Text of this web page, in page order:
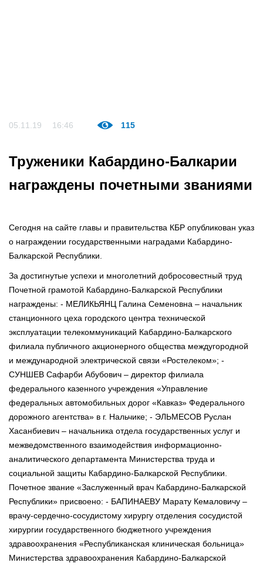
05.11.19 16:46 115
Труженики Кабардино-Балкарии
награждены почетными званиями
Сегодня на сайте главы и правительства КБР опубликован указ
о награждении государственными наградами Кабардино-
Балкарской Республики.
За достигнутые успехи и многолетний добросовестный труд
Почетной грамотой Кабардино-Балкарской Республики
награждены: - МЕЛИКЬЯНЦ Галина Семеновна – начальник
станционного цеха городского центра технической
эксплуатации телекоммуникаций Кабардино-Балкарского
филиала публичного акционерного общества междугородной
и международной электрической связи «Ростелеком»; -
СУНШЕВ Сафарби Абубович – директор филиала
федерального казенного учреждения «Управление
федеральных автомобильных дорог «Кавказ» Федерального
дорожного агентства» в г. Нальчике; - ЭЛЬМЕСОВ Руслан
Хасанбиевич – начальника отдела государственных услуг и
межведомственного взаимодействия информационно-
аналитического департамента Министерства труда и
социальной защиты Кабардино-Балкарской Республики.
Почетное звание «Заслуженный врач Кабардино-Балкарской
Республики» присвоено: - БАПИНАЕВУ Марату Кемаловичу –
врачу-сердечно-сосудистому хирургу отделения сосудистой
хирургии государственного бюджетного учреждения
здравоохранения «Республиканская клиническая больница»
Министерства здравоохранения Кабардино-Балкарской